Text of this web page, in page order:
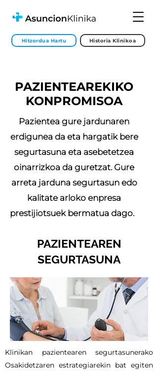
Hitzordua Hartu Historia Klinikoa
PAZIENTEAREKIKO
KONPROMISOA
Pazientea gure jardunaren
erdigunea da eta hargatik bere
segurtasuna eta asebetetzea
oinarrizkoa da guretzat. Gure
arreta jarduna segurtasun edo
kalitate arloko enpresa
prestijiotsuek bermatua dago.
PAZIENTEAREN
SEGURTASUNA
Klinikan pazientearen segurtasunerako
Osakidetzaren estrategiarekin bat egiten